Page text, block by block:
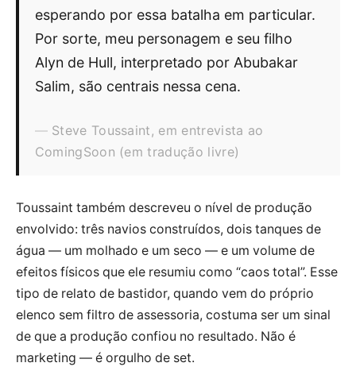
esperando por essa batalha em particular.
Por sorte, meu personagem e seu filho
Alyn de Hull, interpretado por Abubakar
Salim, são centrais nessa cena.
Steve Toussaint, em entrevista ao
ComingSoon (em tradução livre)
Toussaint também descreveu o nível de produção
envolvido: três navios construídos, dois tanques de
água — um molhado e um seco — e um volume de
efeitos físicos que ele resumiu como “caos total”. Esse
tipo de relato de bastidor, quando vem do próprio
elenco sem filtro de assessoria, costuma ser um sinal
de que a produção confiou no resultado. Não é
marketing — é orgulho de set.